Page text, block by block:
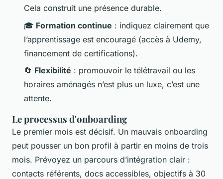
Cela construit une présence durable.
🎓 Formation continue : indiquez clairement que
l’apprentissage est encouragé (accès à Udemy,
financement de certifications).
🔄 Flexibilité : promouvoir le télétravail ou les
horaires aménagés n’est plus un luxe, c’est une
attente.
Le processus d'onboarding
Le premier mois est décisif. Un mauvais onboarding
peut pousser un bon profil à partir en moins de trois
mois. Prévoyez un parcours d’intégration clair :
contacts référents, docs accessibles, objectifs à 30